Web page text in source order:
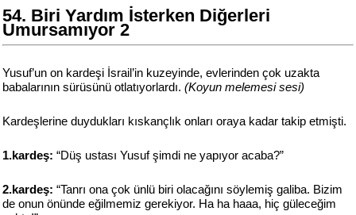
54. Biri Yardım İsterken Diğerleri
Umursamıyor 2
Yusuf’un on kardeşi İsrail’in kuzeyinde, evlerinden çok uzakta
babalarının sürüsünü otlatıyorlardı. (Koyun melemesi sesi)
Kardeşlerine duydukları kıskançlık onları oraya kadar takip etmişti.
1.kardeş: “Düş ustası Yusuf şimdi ne yapıyor acaba?”
2.kardeş: “Tanrı ona çok ünlü biri olacağını söylemiş galiba. Bizim
de onun önünde eğilmemiz gerekiyor. Ha ha haaa, hiç güleceğim